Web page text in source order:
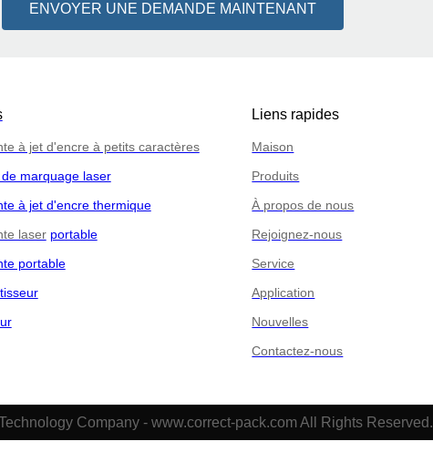
ENVOYER UNE DEMANDE MAINTENANT
à jet d'encre à petits caractères
marquage laser
à jet d'encre thermique
laser portable
portable
Liens rapides
Maison
Produits
À propos de nous
Rejoignez-nous
Service
Application
Nouvelles
Contactez-nous
Company - www.correct-pack.com All Rights Reserved.